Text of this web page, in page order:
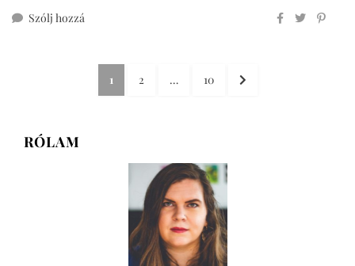
Szólj hozzá
szelet
BejegyzésekOLDAL
1 OLDAL
2 … OLDAL
10
KÖVETKEZŐ
RÓLAM